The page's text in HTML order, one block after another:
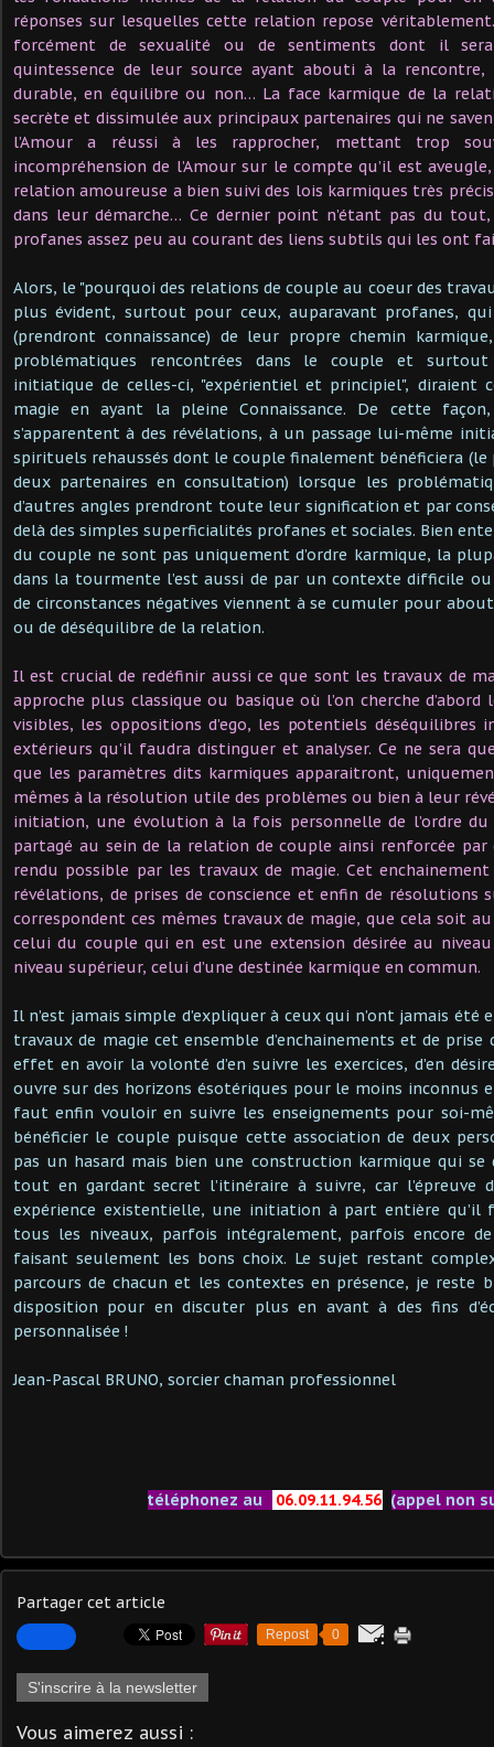
réponses sur lesquelles cette relation repose
forcément de sexualité ou de sentiments dont il
quintessence de leur source ayant abouti à la
durable, en équilibre ou non… La face karmique de la
secrète et dissimulée aux principaux partenaires qui ne
l’Amour a réussi à les rapprocher, mettant trop
incompréhension de l’Amour sur le compte qu’il est
relation amoureuse a bien suivi des lois karmiques très
dans leur démarche… Ce dernier point n’étant pas du
profanes assez peu au courant des liens subtils qui les ont
Alors, le "pourquoi des relations de couple au coeur des
plus évident, surtout pour ceux, auparavant profanes,
(prendront connaissance) de leur propre chemin
problématiques rencontrées dans le couple et surtout
initiatique de celles-ci, "expérientiel et principiel", diraient
magie en ayant la pleine Connaissance. De cette
s’apparentent à des révélations, à un passage lui-même
spirituels rehaussés dont le couple finalement bénéficiera (le
deux partenaires en consultation) lorsque les
d’autres angles prendront toute leur signification et par
delà des simples superficialités profanes et sociales. Bien
du couple ne sont pas uniquement d’ordre karmique, la
dans la tourmente l’est aussi de par un contexte difficile ou
de circonstances négatives viennent à se cumuler pour
ou de déséquilibre de la relation.
Il est crucial de redéfinir aussi ce que sont les travaux de
approche plus classique ou basique où l’on cherche d’abord
visibles, les oppositions d’ego, les potentiels déséquilibres
extérieurs qu’il faudra distinguer et analyser. Ce ne sera
que les paramètres dits karmiques apparaitront,
mêmes à la résolution utile des problèmes ou bien à leur
initiation, une évolution à la fois personnelle de l’ordre
partagé au sein de la relation de couple ainsi renforcée par
rendu possible par les travaux de magie. Cet
révélations, de prises de conscience et enfin de résolutions
correspondent ces mêmes travaux de magie, que cela soit au
celui du couple qui en est une extension désirée au
niveau supérieur, celui d’une destinée karmique en commun.
Il n’est jamais simple d’expliquer à ceux qui n’ont jamais
travaux de magie cet ensemble d’enchainements et de
effet en avoir la volonté d’en suivre les exercices, d’en
ouvre sur des horizons ésotériques pour le moins inconnus
faut enfin vouloir en suivre les enseignements pour soi-
bénéficier le couple puisque cette association de deux
pas un hasard mais bien une construction karmique qui se
tout en gardant secret l’itinéraire à suivre, car l’épreuve
expérience existentielle, une initiation à part entière
tous les niveaux, parfois intégralement, parfois encore
faisant seulement les bons choix. Le sujet restant
parcours de chacun et les contextes en présence, je reste
disposition pour en discuter plus en avant à des fins
personnalisée !
Jean-Pascal BRUNO, sorcier chaman professionnel
téléphonez au 06.09.11.94.56 (appel non
Partager cet article
Repost 0
S'inscrire à la newsletter
Vous aimerez aussi :